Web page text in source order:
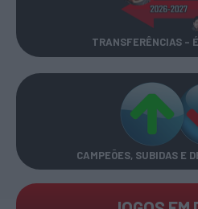
TRANSFERÊNCIAS -
CAMPEÕES, SUBIDAS E